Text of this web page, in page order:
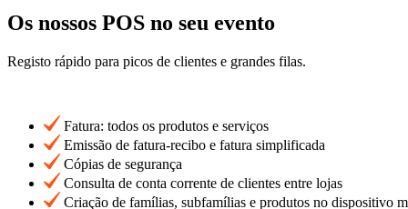
Os nossos POS no seu evento
Registo rápido para picos de clientes e grandes filas.
Fatura: todos os produtos e serviços
Emissão de fatura-recibo e fatura simplificada
Cópias de segurança
Consulta de conta corrente de clientes entre lojas
Criação de famílias, subfamílias e produtos no dispositivo